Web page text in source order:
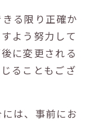
る限り正確か
よう努力して
に変更される
ることもござ
は、事前にお